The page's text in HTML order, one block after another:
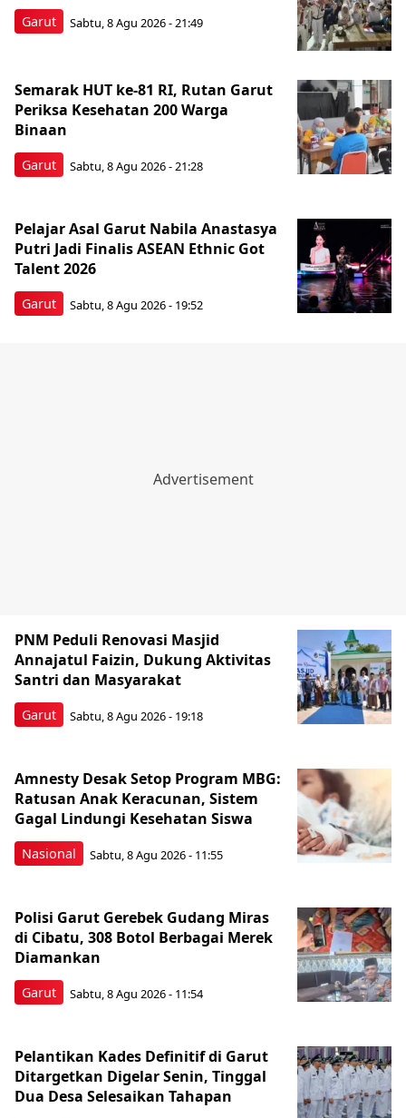
Garut Sabtu, 8 Agu 2026 - 21:49
Garut
Semarak HUT ke-81 RI, Rutan Garut
Periksa Kesehatan 200 Warga
Binaan
Sabtu, 8 Agu 2026 - 21:28
Garut
Pelajar Asal Garut Nabila Anastasya
Putri Jadi Finalis ASEAN Ethnic Got
Talent 2026
Sabtu, 8 Agu 2026 - 19:52
Garut
PNM Peduli Renovasi Masjid
Annajatul Faizin, Dukung Aktivitas
Santri dan Masyarakat
Sabtu, 8 Agu 2026 - 19:18
Nasional
Amnesty Desak Setop Program MBG:
Ratusan Anak Keracunan, Sistem
Gagal Lindungi Kesehatan Siswa
Sabtu, 8 Agu 2026 - 11:55
Garut
Polisi Garut Gerebek Gudang Miras
di Cibatu, 308 Botol Berbagai Merek
Diamankan
Sabtu, 8 Agu 2026 - 11:54
Pelantikan Kades Definitif di Garut
Ditargetkan Digelar Senin, Tinggal
Dua Desa Selesaikan Tahapan